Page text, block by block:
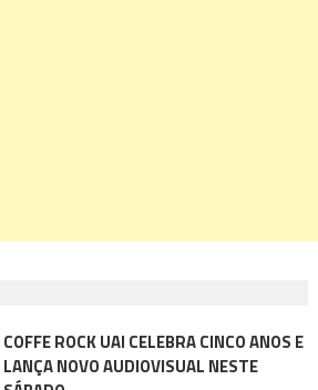
COFFE ROCK UAI CELEBRA CINCO ANOS E
LANÇA NOVO AUDIOVISUAL NESTE